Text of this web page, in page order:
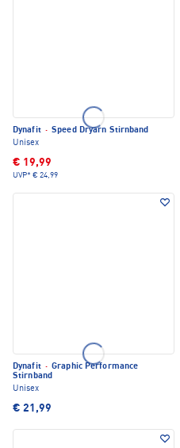
Dynafit · Speed Dryarn Stirnband
Unisex
€ 19,99
UVP* € 24,99
Dynafit · Graphic Performance
Stirnband
Unisex
€ 21,99